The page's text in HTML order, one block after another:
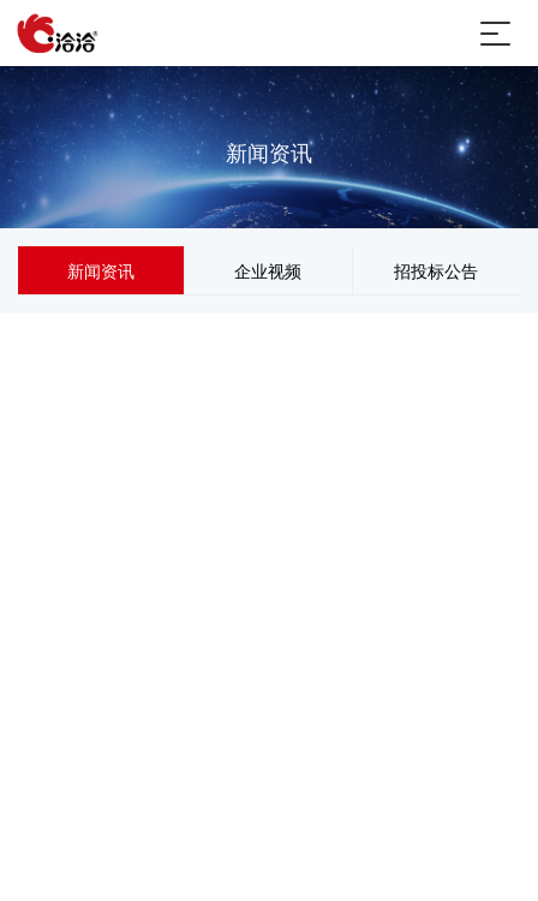
新闻资讯
新闻资讯 企业视频 招投标公告